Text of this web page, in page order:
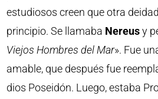
estudiosos creen que otra
principio. Se llamaba Nereusy
Viejos Hombres del Mar». Fue
amable, que después fue
dios Poseidón. Luego, estaba